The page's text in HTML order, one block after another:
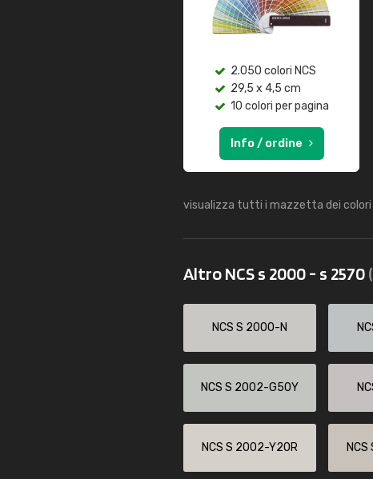
2.050 colori NCS
29,5 x 4,5 cm
10 colori per pagina
Info / ordine
visualizza tutti i mazzetta dei colori
Altro NCS s 2000 - s 2570
NCS S 2000-N
NCS S 2002-G50Y
NCS S 2002-Y20R